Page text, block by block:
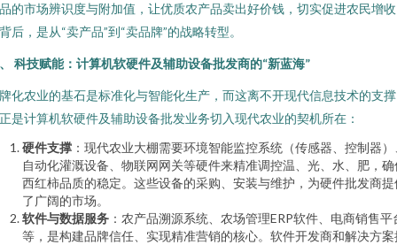
的市场辨识度与附加值，让优质农产品卖出好价钱，切实促进农民增
后，是从“卖产品”到“卖品牌”的战略转型。
科技赋能：计算机软硬件及辅助设备批发商的“新蓝海”
化农业的基石是标准化与智能化生产，而这离不开现代信息技术的支
是计算机软硬件及辅助设备批发业务切入现代农业的契机所在：
硬件支撑 ：现代农业大棚需要环境智能监控系统（传感器、控制器）
自动化灌溉设备、物联网网关等硬件来精准调控温、光、水、肥，确
西红柿品质的稳定。这些设备的采购、安装与维护，为硬件批发商提
了广阔的市场。
软件与数据服务 ：农产品溯源系统、农场管理ERP软件、电商销售平
等，是构建品牌信任、实现精准营销的核心。软件开发商和解决方案